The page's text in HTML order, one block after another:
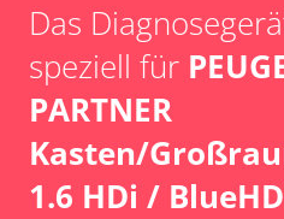
Das
speziell für
PARTNER
Kasten/
1.6 HDi /